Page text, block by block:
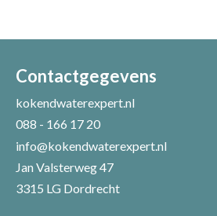
Uw naam *
Uw recensie *
Contactgegevens
kokendwaterexpert.nl
088 - 166 17 20
info@kokendwaterexpert.nl
Jan Valsterweg 47
3315 LG Dordrecht